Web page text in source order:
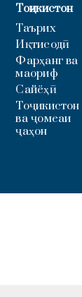
Тоҷикистон
Таърих
Иқтисодӣ
Фарҳанг ва
маориф
Сайёҳӣ
Тоҷикистон
ва ҷомеаи
ҷаҳон